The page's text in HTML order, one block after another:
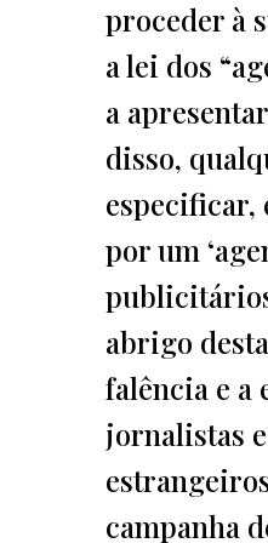
proceder à
a lei dos
a
disso,
especificar,
por um
abrigo
falência e a
jornalistas
campanha